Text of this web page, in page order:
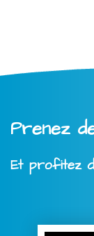
Prenez
Et profitez